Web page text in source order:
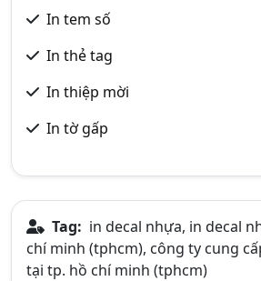
In tem số
In thẻ tag
In thiệp mời
In tờ gấp
Tag: in decal nhựa, in decal
chí minh (tphcm), công ty cung
tại tp. hồ chí minh (tphcm)